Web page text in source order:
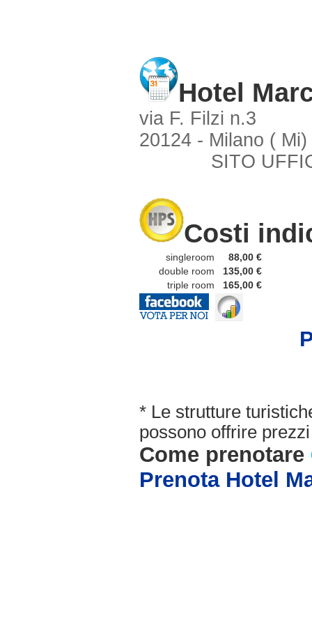
Hotel
via F. Filzi n.3
20124 - Milano ( Mi)
SITO
Costi
singleroom
88,00 €
double room
135,00 €
triple room
165,00 €
* Le strutture
possono offrire
Come prenotare
Prenota Hotel